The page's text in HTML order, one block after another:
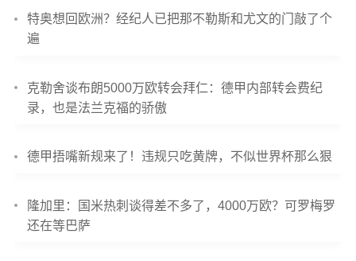
特奥想回欧洲？经纪人已把那不勒斯和尤文的门敲了个
遍
克勒舍谈布朗5000万欧转会拜仁：德甲内部转会费纪
录，也是法兰克福的骄傲
德甲捂嘴新规来了！违规只吃黄牌，不似世界杯那么狠
隆加里：国米热刺谈得差不多了，4000万欧？可罗梅罗
还在等巴萨